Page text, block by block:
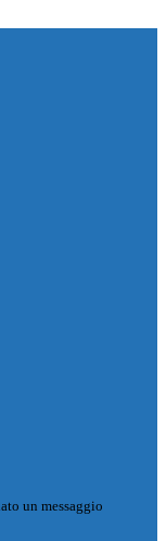
un messaggio